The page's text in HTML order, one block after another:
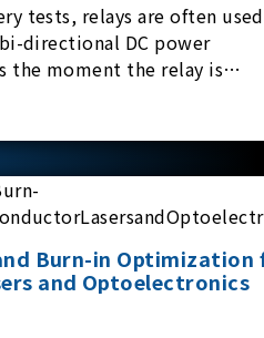
tests, relays are often
directional DC power
the moment the relay is
for this study.provides an
Burn-in Optimization
and Optoelectronics